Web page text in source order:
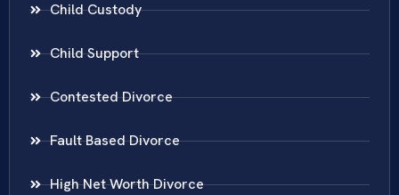
Child Custody
Child Support
Contested Divorce
Fault Based Divorce
High Net Worth Divorce